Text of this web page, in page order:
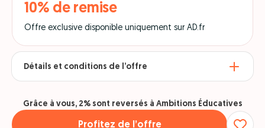
10% de remise
Offre exclusive disponible uniquement sur AD.fr
Détails et conditions de l’offre
Profitez de l’offre
Grâce à vous, 2% sont reversés à Ambitions Éducatives